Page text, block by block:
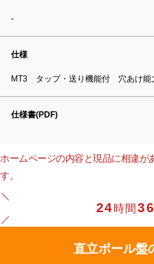
-
仕様
MT3 タップ・送り機能付 穴あけ
仕様書(PDF)
ホームページの内容と現品に相違が
す。
24時間